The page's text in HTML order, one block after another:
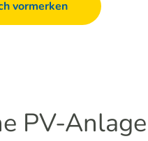
vormerken
PV-